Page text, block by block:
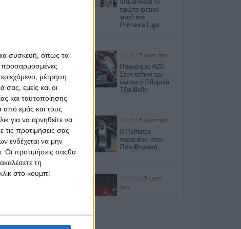
συσκευή, όπως τα
προσαρμοσμένες
μέτρηση
σας, εμείς και οι
και ταυτοποίησης
από εμάς και τους
για να αρνηθείτε να
προτιμήσεις σας
ενδέχεται να μην
Οι προτιμήσεις σαςθα
τη
στο κουμπί
καμία
τους
στη
εργασίας
και
στην
και οι
Αγγελική
από την
Ελλάδα»,